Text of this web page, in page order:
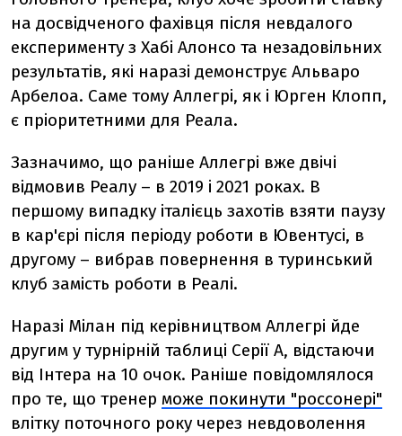
на досвідченого фахівця після невдалого
експерименту з Хабі Алонсо та незадовільних
результатів, які наразі демонструє Альваро
Арбелоа. Саме тому Аллегрі, як і Юрген Клопп,
є пріоритетними для Реала.
Зазначимо, що раніше Аллегрі вже двічі
відмовив Реалу – в 2019 і 2021 роках. В
першому випадку італієць захотів взяти паузу
в кар'єрі після періоду роботи в Ювентусі, в
другому – вибрав повернення в туринський
клуб замість роботи в Реалі.
Наразі Мілан під керівництвом Аллегрі йде
другим у турнірній таблиці Серії А, відстаючи
від Інтера на 10 очок. Раніше повідомлялося
про те, що тренер може покинути "россонері"
влітку поточного року через невдоволення